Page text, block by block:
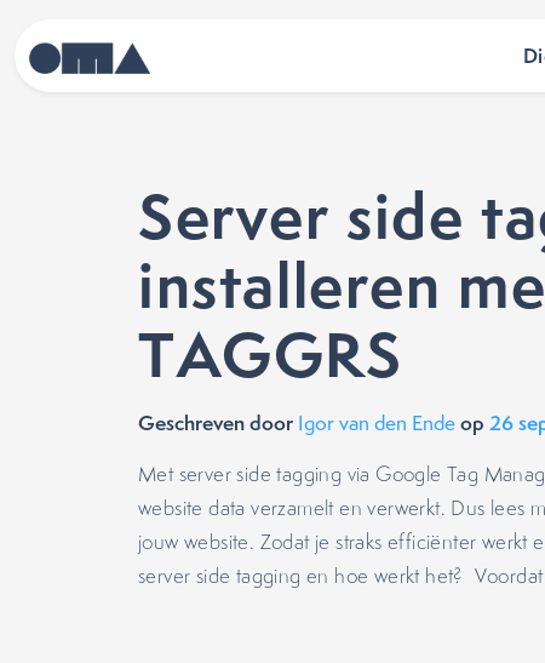
Server side
installeren
TAGGRS
Geschreven door Igor van den Endeop 26
Met server side tagging via Google Tag
website data verzamelt en verwerkt. Dus lees
jouw website. Zodat je straks efficiënter werkt
server side tagging en hoe werkt het?